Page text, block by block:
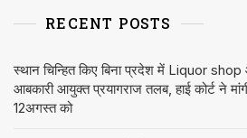
RECENT POSTS
स्थान चिन्हित किए बिना प्रदेश में Liquor
आबकारी आयुक्त प्रयागराज तलब, हाई कोर्ट ने
12अगस्त को